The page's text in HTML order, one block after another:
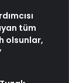
tüm
olsunlar,